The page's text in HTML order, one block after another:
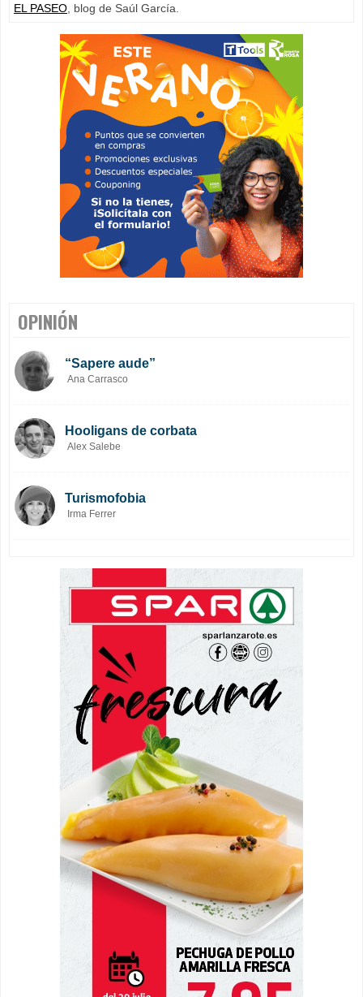
EL PASEO , blog de Saúl García.
OPINIÓN
“Sapere aude”
Ana Carrasco
Hooligans de corbata
Alex Salebe
Turismofobia
Irma Ferrer